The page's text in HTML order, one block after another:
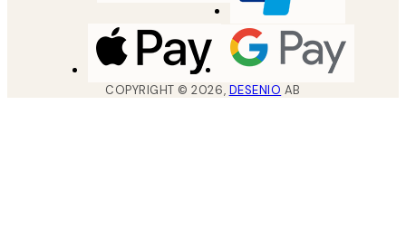
COPYRIGHT ©2026, DESENIO AB